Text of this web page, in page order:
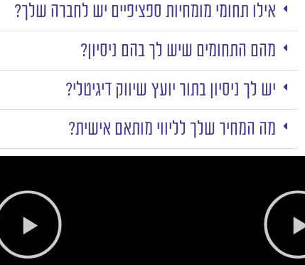
אילו תחומי מומחיות ספציפיים יש לחברה שלך?
מהם התחומים שיש לך בהם ניסיון?
יש לך ניסיון בתור יועץ שיווק דיגיטלי?
מה המחיר שלך לליווי מותאם אישית?